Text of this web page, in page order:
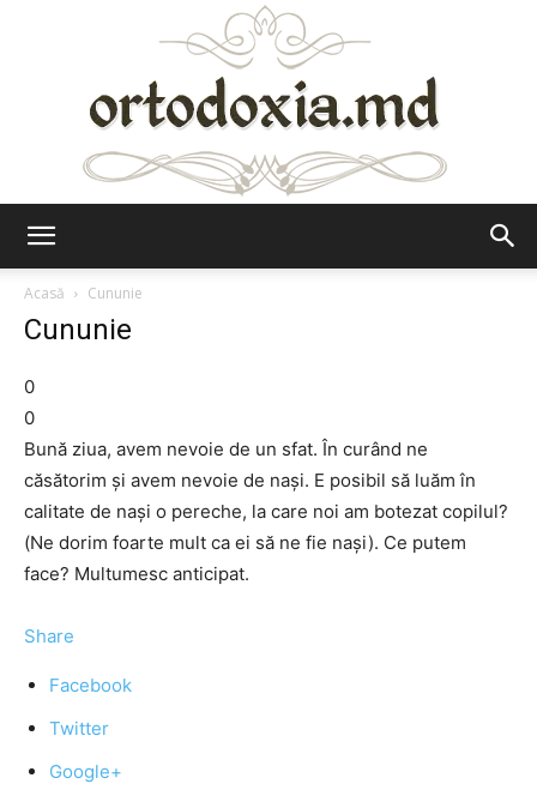
Acasă
Cununie
Cununie
0
0
Bună ziua, avem nevoie de un sfat. În curând ne
căsătorim și avem nevoie de nași. E posibil să luăm în
calitate de nași o pereche, la care noi am botezat copilul?
(Ne dorim foarte mult ca ei să ne fie nași). Ce putem
face? Multumesc anticipat.
Share
Facebook
Twitter
Google+